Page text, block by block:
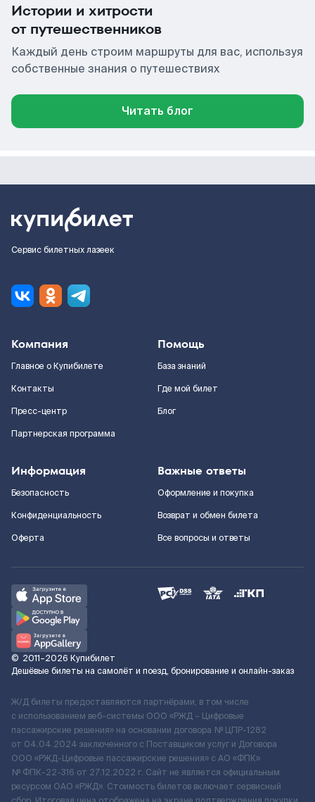
Истории и хитрости
от путешественников
Каждый день строим маршруты для вас, используя
собственные знания о путешествиях
Читать блог
Сервис билетных лазеек
Компания
Главное о Купибилете
Контакты
Пресс-центр
Партнерская программа
Помощь
База знаний
Где мой билет
Блог
Информация
Безопасность
Конфиденциальность
Оферта
Важные ответы
Оформление и покупка
Возврат и обмен билета
Все вопросы и ответы
© 2011–2026 Купибилет
Дешёвые билеты на самолёт и поезд, бронирование и онлайн-заказ
Ж/Д билеты предоставляются партнёрами, в том числе
с использованием веб-системы ООО «РЖД – Цифровые
пассажирские решения» на основании договора № ЦПР-1282
от 04.04.2024 заключенного с Поставщиком услуг и Договора
ООО «РЖД-Цифровые пассажирские решения» c АО «ФПК»
№ ФПК-22-316 от 27.12.2022 г. Сайт не является официальным
ресурсом ОАО «РЖД». Стоимость билетов включает сервисный